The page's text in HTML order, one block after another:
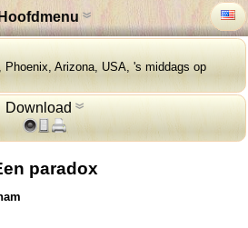
Hoofdmenu
Phoenix, Arizona, USA, 's middags op
Download
paradox